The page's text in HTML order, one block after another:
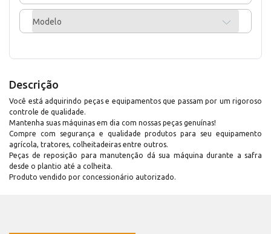
Modelo
Descrição
Você está adquirindo peças e equipamentos que passam por um rigoroso
controle de qualidade.
Mantenha suas máquinas em dia com nossas peças genuínas!
Compre com segurança e qualidade produtos para seu equipamento
agrícola, tratores, colheitadeiras entre outros.
Peças de reposição para manutenção dá sua máquina durante a safra
desde o plantio até a colheita.
Produto vendido por concessionário autorizado.